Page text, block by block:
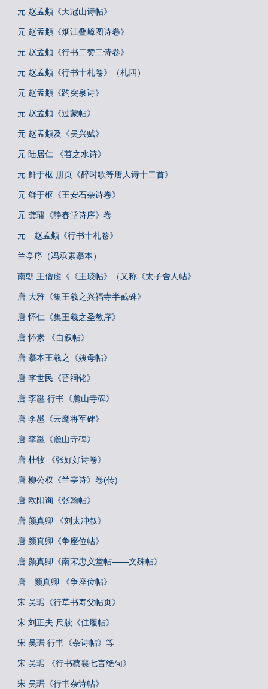
元 赵孟頫《天冠山诗帖》
元 赵孟頫《烟江叠嶂图诗卷》
元 赵孟頫《行书二赞二诗卷》
元 赵孟頫《行书十札卷》（札四）
元 赵孟頫《趵突泉诗》
元 赵孟頫《过蒙帖》
元 赵孟頫及《吴兴赋》
元 陆居仁 《苕之水诗》
元 鲜于枢 册页《醉时歌等唐人诗十二首》
元 鲜于枢《王安石杂诗卷》
元 龚璛《静春堂诗序》卷
元 赵孟頫《行书十札卷》
兰亭序（冯承素摹本）
南朝 王僧虔《《王琰帖》（又称《太子舍人帖》
唐 大雅《集王羲之兴福寺半截碑》
唐 怀仁《集王羲之圣教序》
唐 怀素 《自叙帖》
唐 摹本王羲之《姨母帖》
唐 李世民《晋祠铭》
唐 李邕 行书《麓山寺碑》
唐 李邕《云麾将军碑》
唐 李邕《麓山寺碑》
唐 杜牧 《张好好诗卷》
唐 柳公权《兰亭诗》卷(传)
唐 欧阳询《张翰帖》
唐 颜真卿 《刘太冲叙》
唐 颜真卿《争座位帖》
唐 颜真卿《南宋忠义堂帖——文殊帖》
唐 颜真卿 《争座位帖》
宋 吴琚《行草书寿父帖页》
宋 刘正夫 尺牍《佳履帖》
宋 吴琚 行书《杂诗帖》等
宋 吴琚 《行书蔡襄七言绝句》
宋 吴琚《行书杂诗帖》